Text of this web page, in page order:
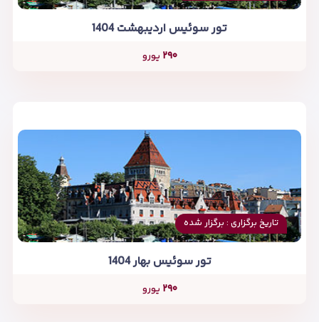
تور سوئیس اردیبهشت 1404
۲۹۰ یورو
تاریخ برگزاری : برگزار شده
تور سوئیس بهار 1404
۲۹۰ یورو